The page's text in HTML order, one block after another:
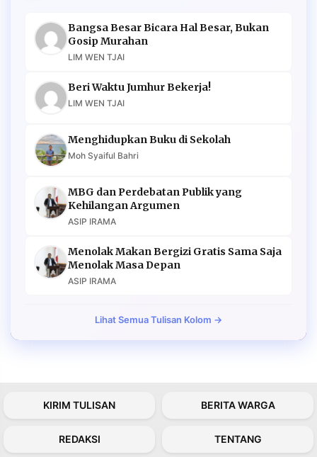
Bangsa Besar Bicara Hal Besar, Bukan
Gosip Murahan
LIM WEN TJAI
Beri Waktu Jumhur Bekerja!
LIM WEN TJAI
Menghidupkan Buku di Sekolah
Moh Syaiful Bahri
MBG dan Perdebatan Publik yang
Kehilangan Argumen
ASIP IRAMA
Menolak Makan Bergizi Gratis Sama Saja
Menolak Masa Depan
ASIP IRAMA
Lihat Semua Tulisan Kolom →
KIRIM TULISAN BERITA WARGA
REDAKSI TENTANG